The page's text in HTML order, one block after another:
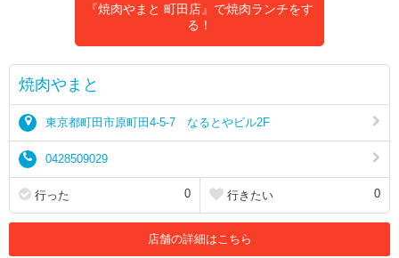
『焼肉やまと 町田店』で焼肉ランチをす
る！
焼肉やまと
東京都町田市原町田4-5-7 なるとやビル2F
0428509029
行った 0 行きたい 0
店舗の詳細はこちら